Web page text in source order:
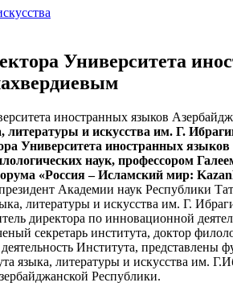
Университета
литературы и искусства им. Г.
Университета иностранных
наук, профессором
«Россия – Исламский мир:
Академии наук Республики
литературы и искусства им. Г.
директора по инновационной
секретарь института, доктор
Института,
языка, литературы и искусства им.
Республики.